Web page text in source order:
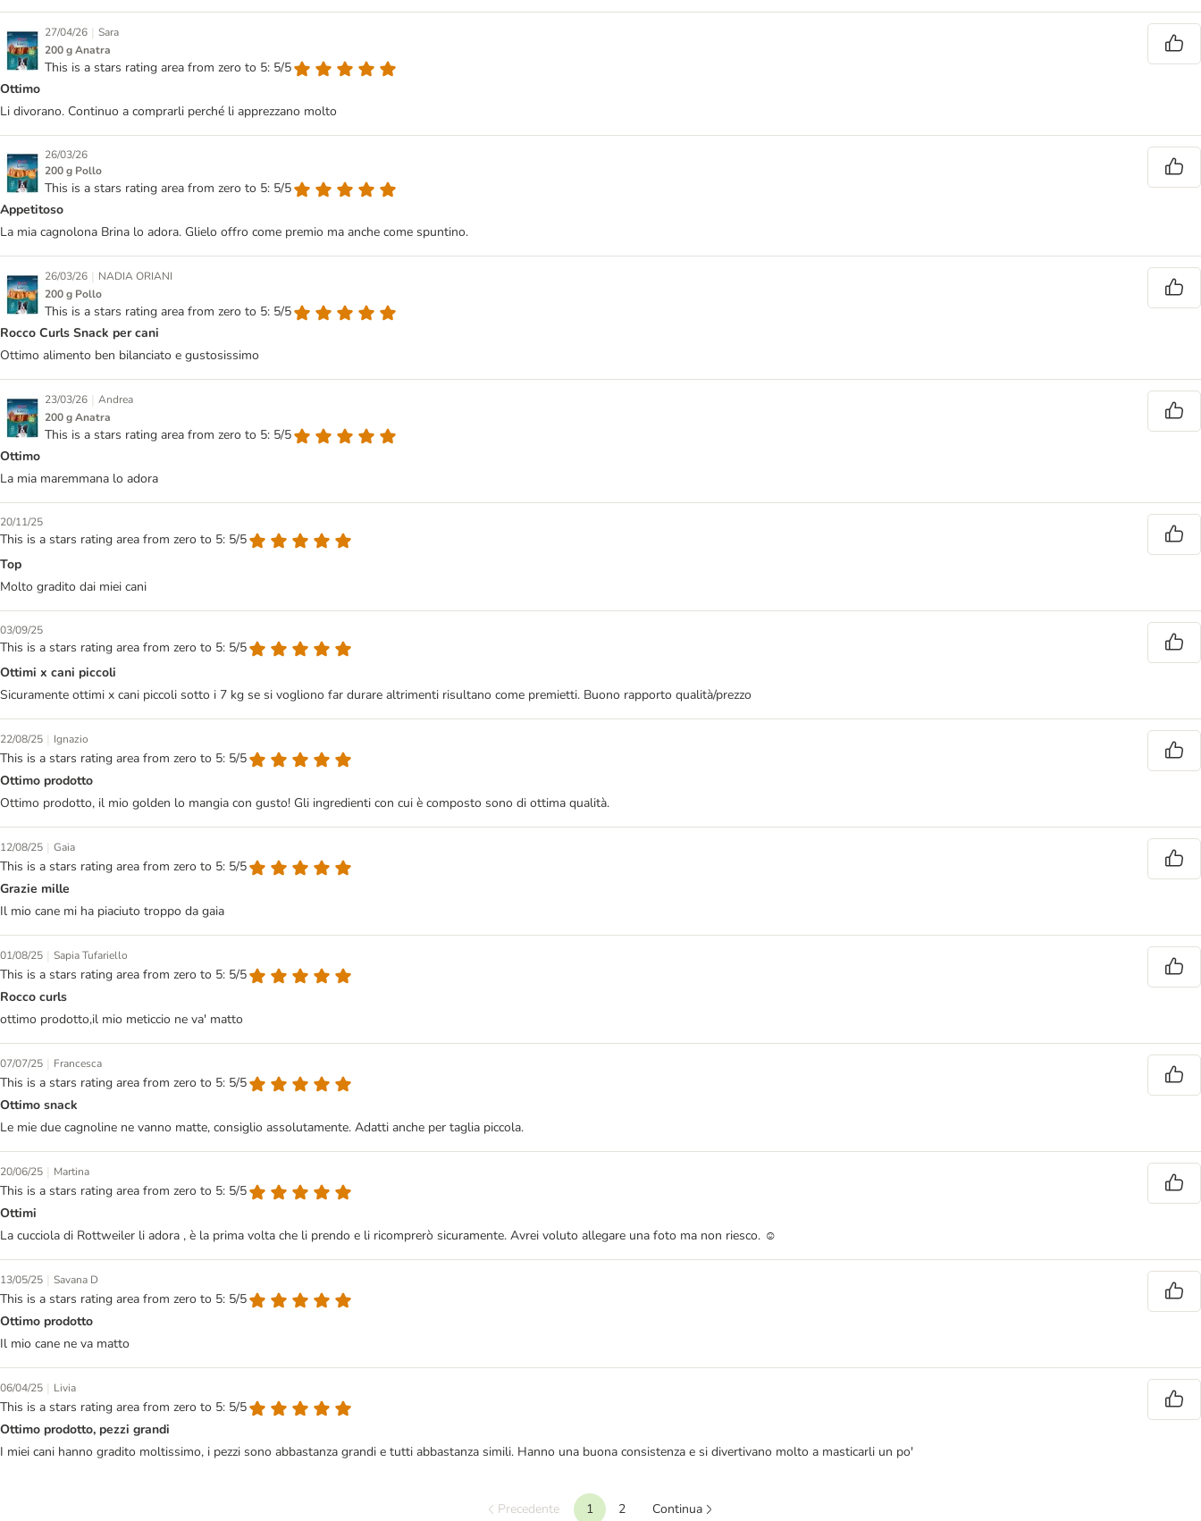
27/04/26 | Sara
200 g Anatra
This is a stars rating area from zero to 5: 5/5
Ottimo
Li divorano. Continuo a comprarli perché li apprezzano molto
26/03/26
200 g Pollo
This is a stars rating area from zero to 5: 5/5
Appetitoso
La mia cagnolona Brina lo adora. Glielo offro come premio ma anche come spuntino.
26/03/26 | NADIA ORIANI
200 g Pollo
This is a stars rating area from zero to 5: 5/5
Rocco Curls Snack per cani
Ottimo alimento ben bilanciato e gustosissimo
23/03/26 | Andrea
200 g Anatra
This is a stars rating area from zero to 5: 5/5
Ottimo
La mia maremmana lo adora
20/11/25
This is a stars rating area from zero to 5: 5/5
Top
Molto gradito dai miei cani
03/09/25
This is a stars rating area from zero to 5: 5/5
Ottimi x cani piccoli
Sicuramente ottimi x cani piccoli sotto i 7 kg se si vogliono far durare altrimenti risultano come premietti. Buono rapporto qualità/prezzo
22/08/25 | Ignazio
This is a stars rating area from zero to 5: 5/5
Ottimo prodotto
Ottimo prodotto, il mio golden lo mangia con gusto! Gli ingredienti con cui è composto sono di ottima qualità.
12/08/25 | Gaia
This is a stars rating area from zero to 5: 5/5
Grazie mille
Il mio cane mi ha piaciuto troppo da gaia
01/08/25 | Sapia Tufariello
This is a stars rating area from zero to 5: 5/5
Rocco curls
ottimo prodotto,il mio meticcio ne va' matto
07/07/25 | Francesca
This is a stars rating area from zero to 5: 5/5
Ottimo snack
Le mie due cagnoline ne vanno matte, consiglio assolutamente. Adatti anche per taglia piccola.
20/06/25 | Martina
This is a stars rating area from zero to 5: 5/5
Ottimi
La cucciola di Rottweiler li adora , è la prima volta che li prendo e li ricomprerò sicuramente. Avrei voluto allegare una foto ma non riesco. ☺️
13/05/25 | Savana D
This is a stars rating area from zero to 5: 5/5
Ottimo prodotto
Il mio cane ne va matto
06/04/25 | Livia
This is a stars rating area from zero to 5: 5/5
Ottimo prodotto, pezzi grandi
I miei cani hanno gradito moltissimo, i pezzi sono abbastanza grandi e tutti abbastanza simili. Hanno una buona consistenza e si divertivano molto a masticarli un po'
Precedente 1 2 Continua